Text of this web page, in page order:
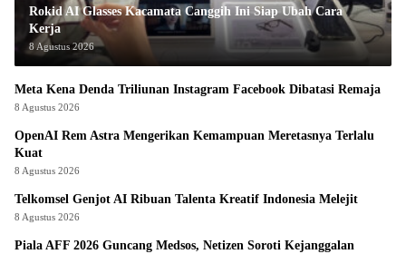
Rokid AI Glasses Kacamata Canggih Ini Siap Ubah Cara
Kerja
8 Agustus 2026
Meta Kena Denda Triliunan Instagram Facebook Dibatasi Remaja
8 Agustus 2026
OpenAI Rem Astra Mengerikan Kemampuan Meretasnya Terlalu
Kuat
8 Agustus 2026
Telkomsel Genjot AI Ribuan Talenta Kreatif Indonesia Melejit
8 Agustus 2026
Piala AFF 2026 Guncang Medsos, Netizen Soroti Kejanggalan